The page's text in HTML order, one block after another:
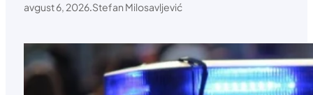
avgust 6, 2026.Stefan Milosavljević